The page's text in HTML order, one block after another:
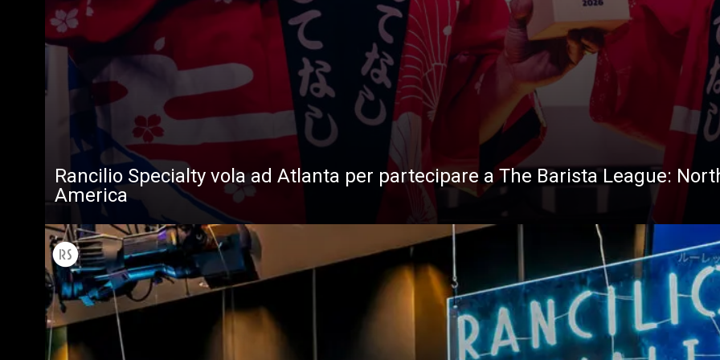
Rancilio Specialty vola ad Atlanta per partecipare a The Barista League:
America